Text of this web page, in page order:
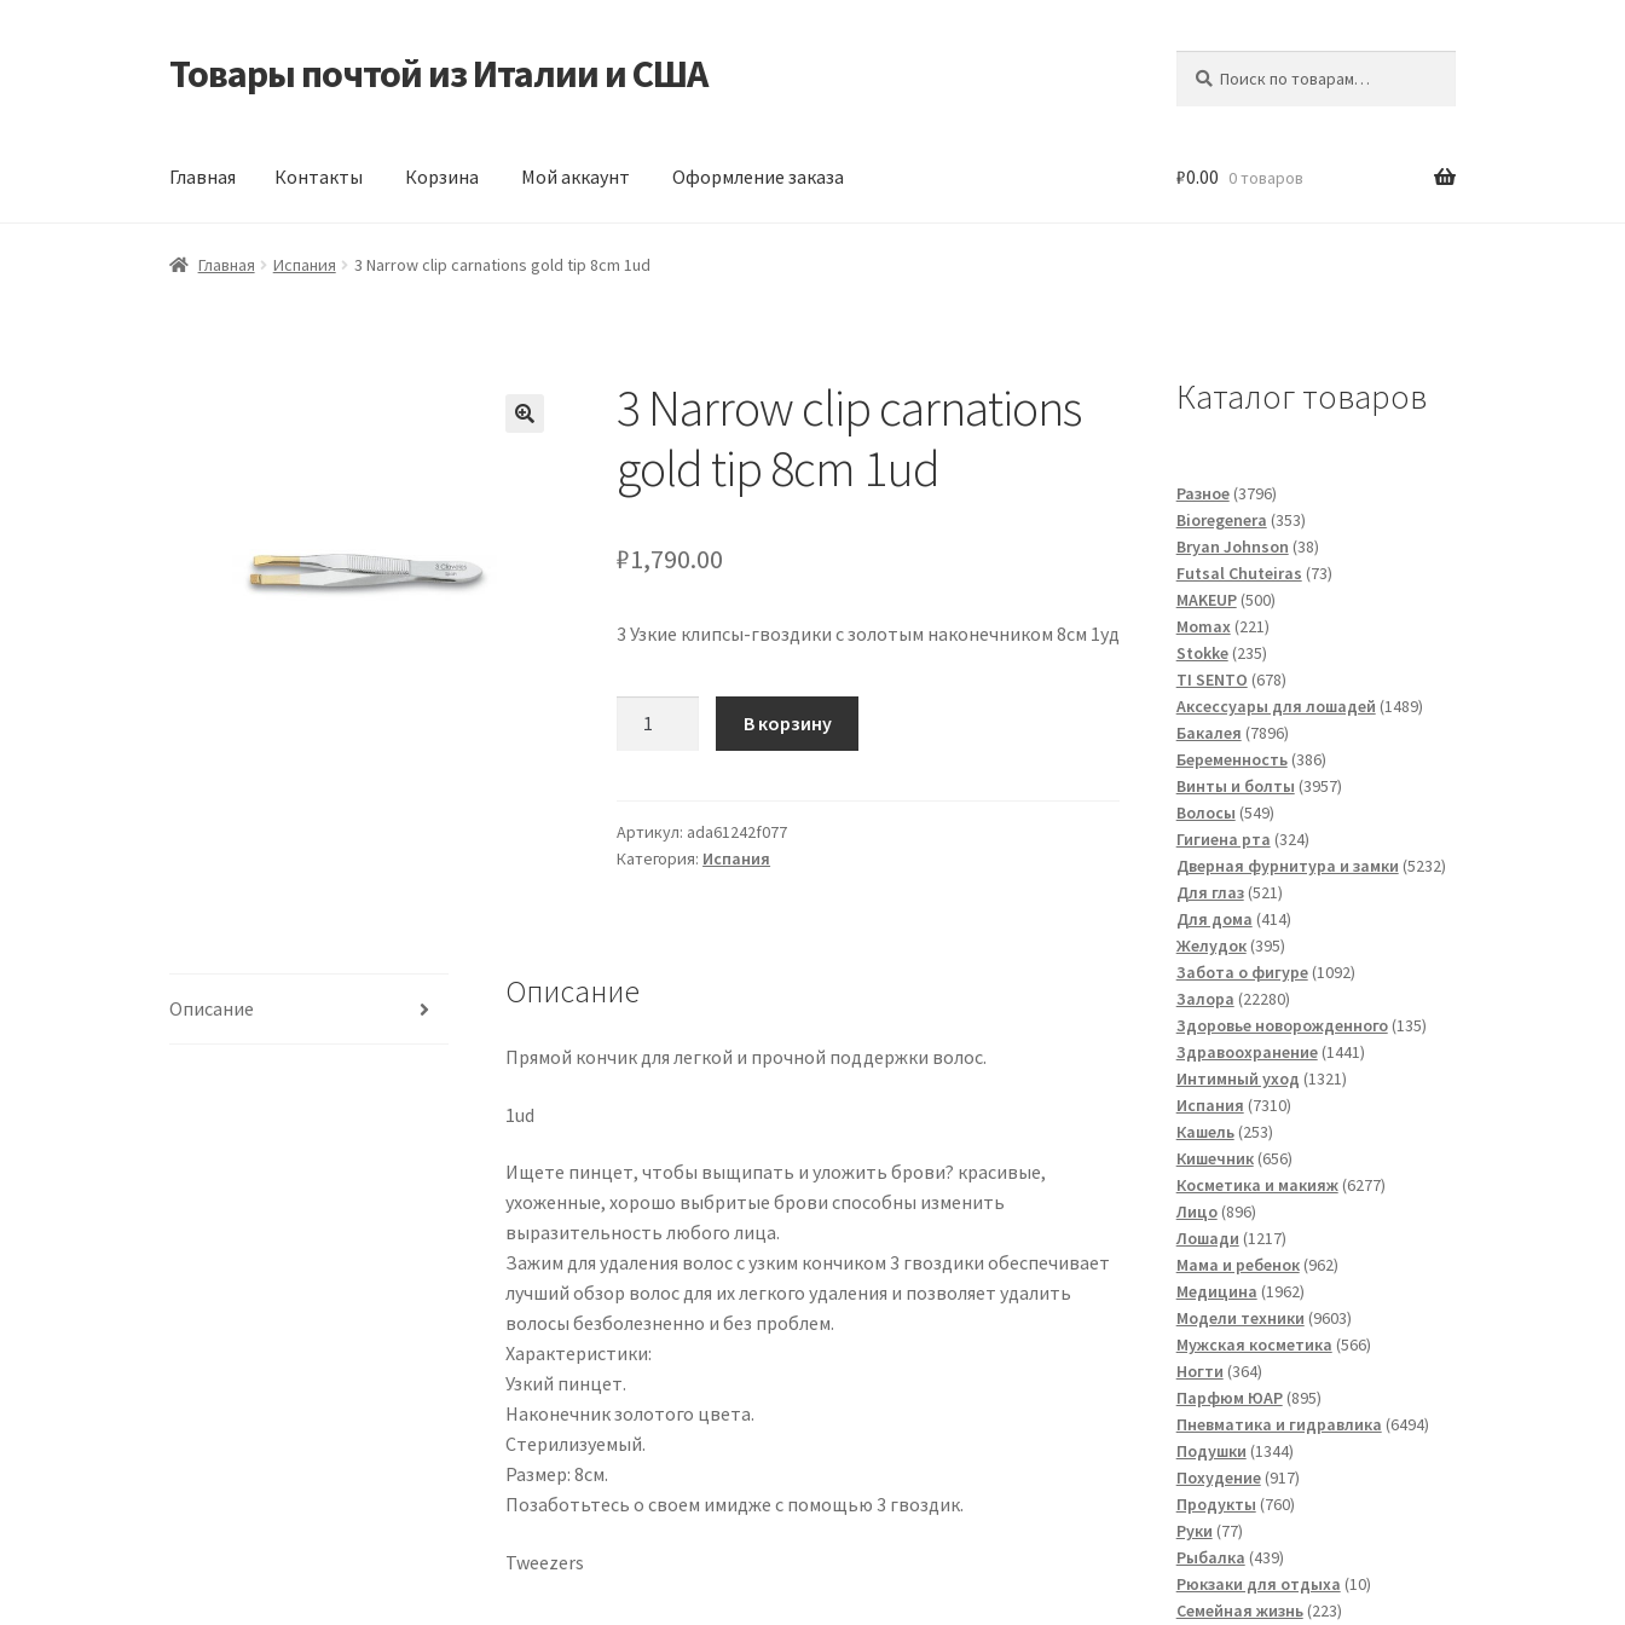
Перейти
к
Перейти
к
Товары почтой из Италии и США
Главная Контакты Корзина Мой аккаунт Оформление заказа
Главная Контакты Корзина Мой аккаунт Оформление заказа
₽0.00 0 товаров
Главная Испания 3 Narrow clip carnations gold tip 8cm 1ud
3 Narrow clip carnations
gold tip 8cm 1ud
₽1,790.00
3 Узкие клипсы-гвоздики с золотым наконечником 8см 1уд
clip
carnations
1ud
В корзину
Артикул: ada61242f077
Категория: Испания
Описание Описание
Прямой кончик для легкой и прочной поддержки волос.
1ud
Ищете пинцет, чтобы выщипать и уложить брови? красивые,
ухоженные, хорошо выбритые брови способны изменить
выразительность любого лица.
Зажим для удаления волос с узким кончиком 3 гвоздики обеспечивает
лучший обзор волос для их легкого удаления и позволяет удалить
волосы безболезненно и без проблем.
Характеристики:
Узкий пинцет.
Наконечник золотого цвета.
Стерилизуемый.
Размер: 8см.
Позаботьтесь о своем имидже с помощью 3 гвоздик.
Tweezers
Каталог товаров
Разное 37963796
товаров
Bioregenera 353353
товара
Bryan Johnson 3838
товаров
Futsal Сhuteiras 7373
MAKEUP 500500
Momax 221221
товар
Stokke 235235
товаров
TI SENTO 678678
товаров
Аксессуары для лошадей 14891489
Бакалея 78967896
товаров
Беременность 386386
товаров
Винты и болты 39573957
Волосы 549549
товаров
Гигиена рта 324324
товара
Дверная фурнитура и замки 52325232
Для глаз 521521
товар
Для дома 414414
Желудок 395395
товаров
Забота о фигуре 10921092
Залора 2228022280
товаров
Здоровье новорожденного 135135
Здравоохранение 14411441
Интимный уход 13211321
Испания 73107310
Кашель 253253
товара
Кишечник 656656
товаров
Косметика и макияж 62776277
Лицо 896896
товаров
Лошади 12171217
товаров
Мама и ребенок 962962
Медицина 19621962
товара
Модели техники 96039603
товара
Мужская косметика 566566
Ногти 364364
товара
Парфюм ЮАР 895895
товаров
Пневматика и гидравлика 64946494
Подушки 13441344
товара
Похудение 917917
товаров
Продукты 760760
Руки 7777
товаров
Рыбалка 439439
товаров
Рюкзаки для отдыха 1010
Семейная жизнь 223223